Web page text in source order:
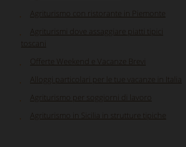
Agriturismo con ristorante in Piemonte
Agriturismi dove assaggiare piatti tipici
toscani
Offerte Weekend e Vacanze Brevi
Alloggi particolari per le tue vacanze in Italia
Agriturismo per soggiorni di lavoro
Agriturismo in Sicilia in strutture tipiche